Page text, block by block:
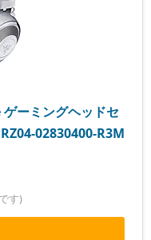
ーミングヘッドセ
02830400-R3M
す)